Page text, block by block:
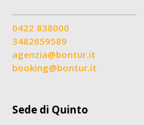
0422 838000
3482659589
agenzia@bontur.it
booking@bontur.it
Sede di Quinto